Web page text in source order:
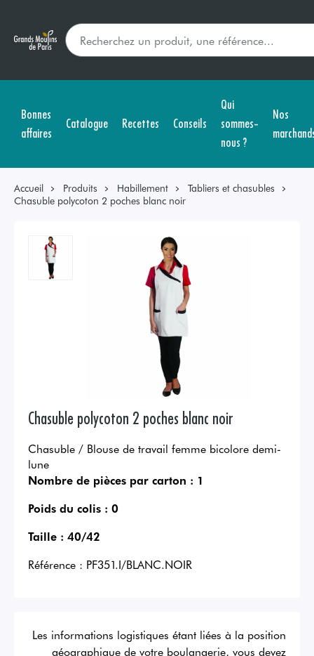
Bonnes
affaires
Catalogue Recettes Conseils
Qui
sommes-
nous ?
Nos
Accueil Produits Habillement
Tabliers et chasubles
Chasuble polycoton 2 poches blanc noir
Chasuble polycoton 2 poches blanc noir
Chasuble / Blouse de travail femme bicolore demi-
lune
Nombre de pièces par carton : 1
Poids du colis : 0
Taille : 40/42
Référence : PF351.I/BLANC.NOIR
Les informations logistiques étant liées à la position
géographique de votre boulangerie, vous devez